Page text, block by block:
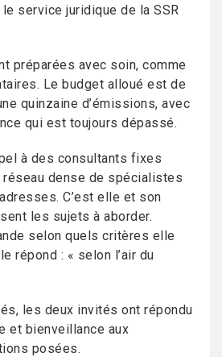
service juridique de la SSR
préparées avec soin, comme
Le budget alloué est de
quinzaine d’émissions, avec
qui est toujours dépassé.
à des consultants fixes
réseau dense de spécialistes
C’est elle et son
les sujets à aborder.
selon quels critères elle
répond : « selon l’air du
les deux invités ont répondu
et bienveillance aux
posées.